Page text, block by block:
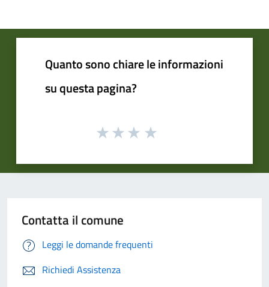
Quanto sono chiare le informazioni
su questa pagina?
Contatta il comune
Leggi le domande frequenti
Richiedi Assistenza